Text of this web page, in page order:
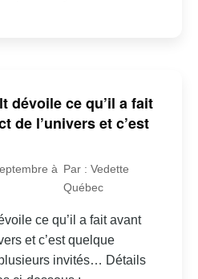
dévoile ce qu’il a fait
de l’univers et c’est
à Par : Vedette
Québec
ce qu’il a fait avant
et c’est quelque
invités… Détails